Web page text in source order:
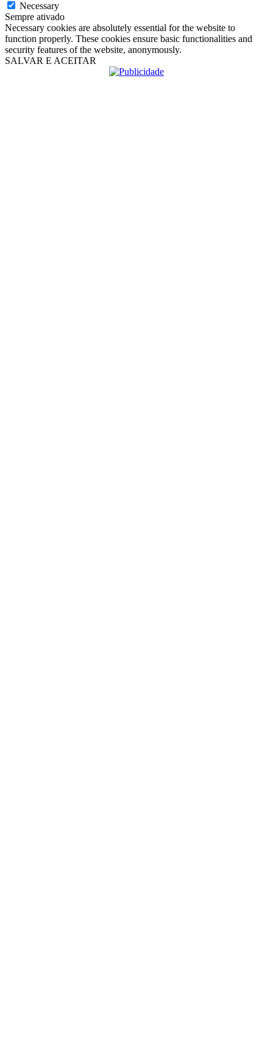
Necessary
Sempre ativado
Necessary cookies are absolutely essential for the website to
function properly. These cookies ensure basic functionalities and
security features of the website, anonymously.
SALVAR E ACEITAR